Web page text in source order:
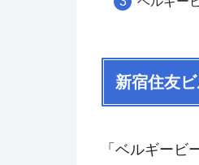
新宿住友
「ベルギー